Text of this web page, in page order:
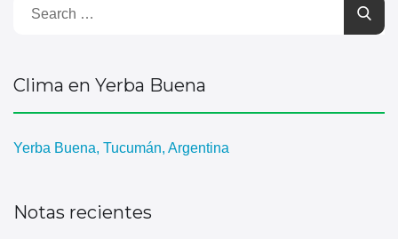
Clima en Yerba Buena
Yerba Buena, Tucumán, Argentina
Notas recientes